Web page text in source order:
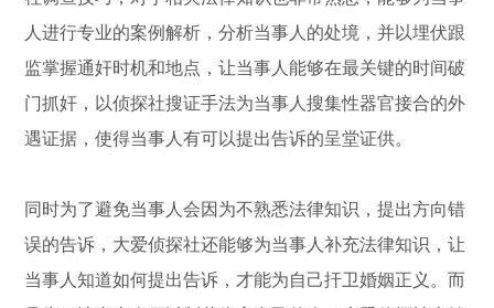
人进行专业的案例解析，分析当事人的处境，并以埋伏跟
监掌握通奸时机和地点，让当事人能够在最关键的时间破
门抓奸，以侦探社搜证手法为当事人搜集性器官接合的外
遇证据，使得当事人有可以提出告诉的呈堂证供。
同时为了避免当事人会因为不熟悉法律知识，提出方向错
误的告诉，大爱侦探社还能够为当事人补充法律知识，让
当事人知道如何提出告诉，才能为自己扞卫婚姻正义。而